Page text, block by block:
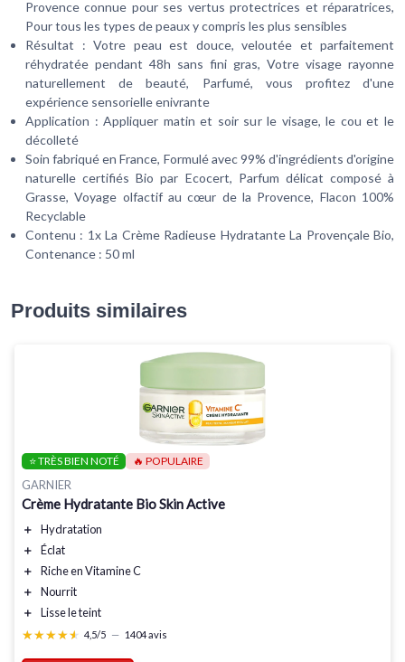
Provence connue pour ses vertus protectrices et réparatrices,
Pour tous les types de peaux y compris les plus sensibles
Résultat : Votre peau est douce, veloutée et parfaitement
réhydratée pendant 48h sans fini gras, Votre visage rayonne
naturellement de beauté, Parfumé, vous profitez d'une
expérience sensorielle enivrante
Application : Appliquer matin et soir sur le visage, le cou et le
décolleté
Soin fabriqué en France, Formulé avec 99% d'ingrédients d'origine
naturelle certifiés Bio par Ecocert, Parfum délicat composé à
Grasse, Voyage olfactif au cœur de la Provence, Flacon 100%
Recyclable
Contenu : 1x La Crème Radieuse Hydratante La Provençale Bio,
Contenance : 50 ml
Produits similaires
⭐ TRÈS BIEN NOTÉ 🔥 POPULAIRE
GARNIER
Crème Hydratante Bio Skin Active
＋
Hydratation
＋
Éclat
＋
Riche en Vitamine C
＋
Nourrit
＋
Lisse le teint
★★★★★
★★★★★ 4,5/5 — 1404 avis